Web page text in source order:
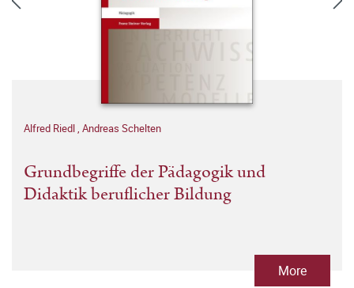
Alfred Riedl, Andreas Schelten
Grundbegriffe der Pädagogik und
Didaktik beruflicher Bildung
More